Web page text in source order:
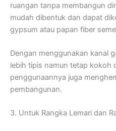
ruangan tanpa membangun
mudah dibentuk dan dapat
gypsum atau papan fiber
Dengan menggunakan kanal
lebih tipis namun tetap kokoh
penggunaannya juga
pembangunan.
3. Untuk Rangka Lemari dan